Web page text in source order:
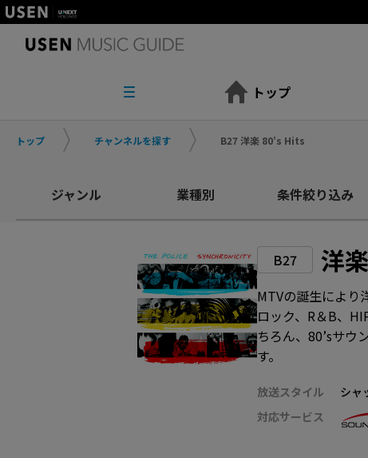
トップ
トップ チャンネルを探す B27 洋楽 80’s Hits
ジャンル 業種別 条件絞り込み
B27 洋
MTVの誕生により
ロック、R＆B、
ちろん、80’sサウ
す。
放送スタイル シャ
対応サービス